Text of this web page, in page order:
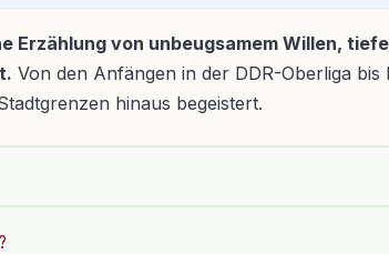
Erzählung von unbeugsamem Willen,
Von den Anfängen in der DDR-Oberliga
hinaus begeistert.